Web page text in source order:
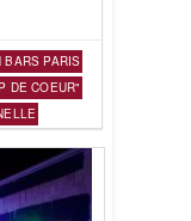
BARS PARIS
DE COEUR"